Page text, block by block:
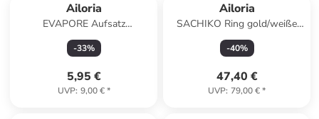
Ailoria
EVAPORE Aufsatz
Augenbrauenentferner in
weiß
-33%
5,95 €
UVP: 9,00 €*
Ailoria
SACHIKO Ring gold/weiße
Perle in gold
-40%
47,40 €
UVP: 79,00 €*